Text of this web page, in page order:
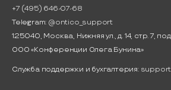
+7 (495) 646-07-68
Telegram: @ontico_support
125040, Москва, Нижняя ул., д. 14, стр. 7,
ООО «Конференции Олега Бунина»
Служба поддержки и бухгалтерия: